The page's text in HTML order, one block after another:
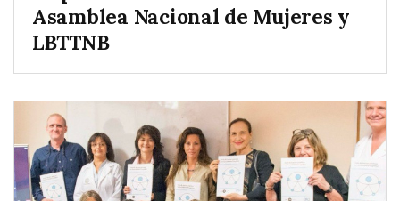
Asamblea Nacional de Mujeres y
LBTTNB